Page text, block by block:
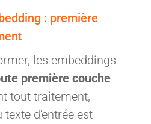
: première
les embeddings
première couche
tout traitement,
texte d'entrée est